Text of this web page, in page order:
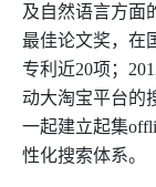
及自然语言方面
最佳论文奖，在
专利近20项；
动大淘宝平台的
一起建立起集
性化搜索体系。